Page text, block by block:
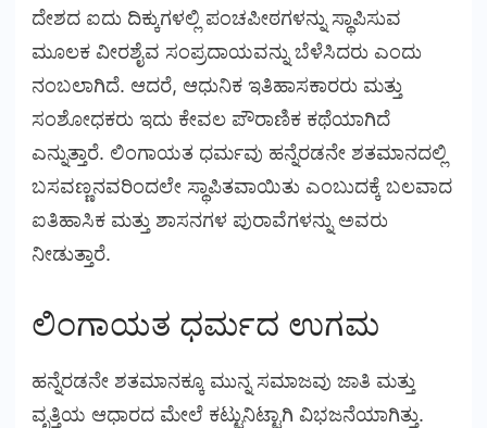
ದೇಶದ ಐದು ದಿಕ್ಕುಗಳಲ್ಲಿ ಪಂಚಪೀಠಗಳನ್ನು ಸ್ಥಾಪಿಸುವ
ಮೂಲಕ ವೀರಶೈವ ಸಂಪ್ರದಾಯವನ್ನು ಬೆಳೆಸಿದರು ಎಂದು
ನಂಬಲಾಗಿದೆ. ಆದರೆ, ಆಧುನಿಕ ಇತಿಹಾಸಕಾರರು ಮತ್ತು
ಸಂಶೋಧಕರು ಇದು ಕೇವಲ ಪೌರಾಣಿಕ ಕಥೆಯಾಗಿದೆ
ಎನ್ನುತ್ತಾರೆ. ಲಿಂಗಾಯತ ಧರ್ಮವು ಹನ್ನೆರಡನೇ ಶತಮಾನದಲ್ಲಿ
ಬಸವಣ್ಣನವರಿಂದಲೇ ಸ್ಥಾಪಿತವಾಯಿತು ಎಂಬುದಕ್ಕೆ ಬಲವಾದ
ಐತಿಹಾಸಿಕ ಮತ್ತು ಶಾಸನಗಳ ಪುರಾವೆಗಳನ್ನು ಅವರು
ನೀಡುತ್ತಾರೆ.
ಲಿಂಗಾಯತ ಧರ್ಮದ ಉಗಮ
ಹನ್ನೆರಡನೇ ಶತಮಾನಕ್ಕೂ ಮುನ್ನ ಸಮಾಜವು ಜಾತಿ ಮತ್ತು
ವೃತ್ತಿಯ ಆಧಾರದ ಮೇಲೆ ಕಟ್ಟುನಿಟ್ಟಾಗಿ ವಿಭಜನೆಯಾಗಿತ್ತು.